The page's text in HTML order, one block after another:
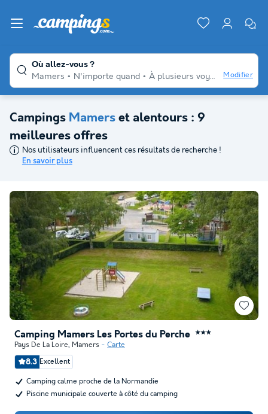
Où allez-vous ?
Mamers
N'importe quand À plusieurs voyageurs Modifier
Campings Mamers et alentours : 9
meilleures offres
Nos utilisateurs influencent ces résultats de recherche !
En savoir plus
Camping Mamers Les Portes du Perche ★★★
Pays De La Loire, Mamers Carte
8.3 Excellent
Camping calme proche de la Normandie
Piscine municipale couverte à côté du camping